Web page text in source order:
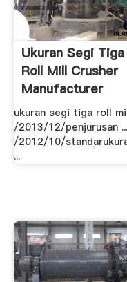
Ukuran Segi Tiga
Roll Mill Crusher
Manufacturer
ukuran segi tiga roll
/2013/12/penjurusan ...
/2012/10/
...